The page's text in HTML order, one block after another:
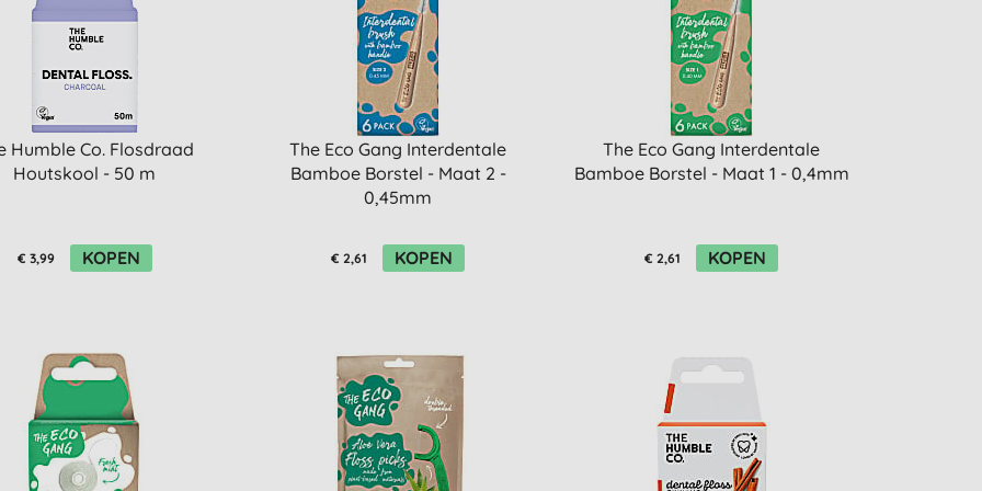
Humble Co. Flosdraad
Houtskool - 50 m
€ 3,99 KOPEN
The Eco Gang Interdentale
Bamboe Borstel - Maat 2 -
0,45mm
€ 2,61 KOPEN
The Eco Gang Interdentale
Bamboe Borstel - Maat 1 - 0,4mm
€ 2,61 KOPEN